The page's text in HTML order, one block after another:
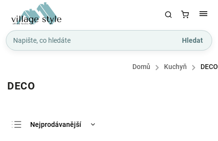
Hledat
Domů / Kuchyň / DECO
DECO
Nejprodávanější